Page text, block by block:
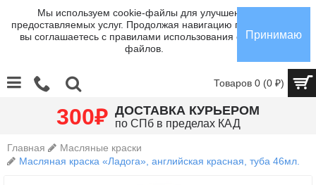
Мы используем cookie-файлы для улучшения
предоставляемых услуг. Продолжая навигацию по сайту,
вы соглашаетесь с правилами использования cookie-
файлов.
Принимаю
Товаров 0 (0 ₽)
300₽ ДОСТАВКА КУРЬЕРОМ
по СПб в пределах КАД
Главная
Масляные краски
Масляная краска «Ладога», английская красная, туба 46мл.